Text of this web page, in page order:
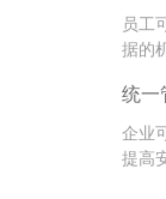
员工
据的
统一
企业
提高